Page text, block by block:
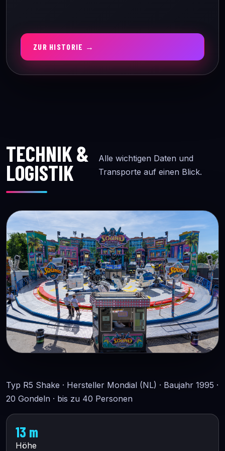
ZUR HISTORIE →
TECHNIK &
LOGISTIK
Alle wichtigen Daten und
Transporte auf einen Blick.
Typ R5 Shake · Hersteller Mondial (NL) · Baujahr 1995 ·
20 Gondeln · bis zu 40 Personen
13 m
Höhe